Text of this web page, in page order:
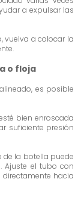
a expulsar las
vuelva a colocar la
o floja
es posible
bien enroscada
suficiente presión
de la botella puede
Ajuste el tubo con
hacia